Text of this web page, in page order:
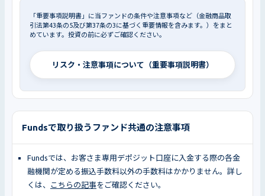
「重要事項説明書」に当ファンドの条件や注意事項など（金融商品取
引法第43条の5及び第37条の3に基づく重要情報を含みます。）をまと
めています。投資の前に必ずご確認ください。
リスク・注意事項について（重要事項説明書）
Fundsで取り扱うファンド共通の注意事項
Fundsでは、お客さま専用デポジット口座に入金する際の各金
融機関が定める振込手数料以外の手数料はかかりません。詳し
くは、
こちらの記事をご確認ください。